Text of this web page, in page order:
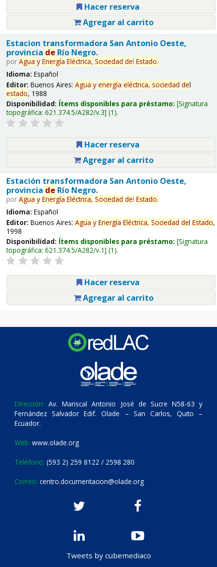
Hacer reserva
Agregar al carrito
Estacion transformadora San Antonio Oeste,
provincia deRío Negro.
por Agua y Energía Eléctrica, Sociedad del Estado.
Idioma: Español
Editor: Buenos Aires: Agua y energía eléctrica, sociedad del
estado, 1988
Disponibilidad: Ítems disponibles para préstamo: Signatura
topográfica: 621.374.5/A282/v.3 (1).
Hacer reserva
Agregar al carrito
Estación transformadora San Antonio Oeste,
provincia deRío Negro.
por Agua y Energía Eléctrica, Sociedad del Estado.
Idioma: Español
Editor: Buenos Aires: Agua y Energía Eléctrica, Sociedad del Estado,
1998
Disponibilidad: Ítems disponibles para préstamo: Signatura
topográfica: 621.374.5/A282/v.1 (1).
Hacer reserva
Agregar al carrito
Dirección: Av. Mariscal Antonio José de Sucre N58-63 y
Fernández Salvador Edif. Olade – San Carlos, Quito –
Ecuador.
Web: www.olade.org
Teléfono: (593 2) 259 8122 / 2598 280
Correo: centro.documentacion@olade.org
Tweets by cubemediaco